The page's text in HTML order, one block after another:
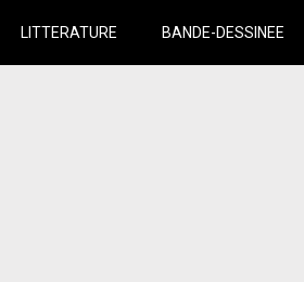
LITTERATURE BANDE-DESSINEE